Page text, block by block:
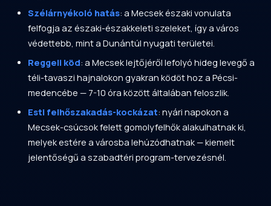
Szélárnyékoló hatás: a Mecsek északi vonulata
felfogja az északi-északkeleti szeleket, így a város
védettebb, mint a Dunántúl nyugati területei.
Reggeli köd: a Mecsek lejtőjéről lefolyó hideg levegő a
téli-tavaszi hajnalokon gyakran ködöt hoz a Pécsi-
medencébe — 7-10 óra között általában feloszlik.
Esti felhőszakadás-kockázat: nyári napokon a
Mecsek-csúcsok felett gomolyfelhők alakulhatnak ki,
melyek estére a városba lehúzódhatnak — kiemelt
jelentőségű a szabadtéri program-tervezésnél.